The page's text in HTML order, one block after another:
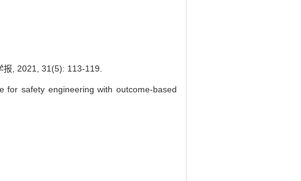
报, 2021, 31(5): 113-119.
for safety engineering with outcome-based